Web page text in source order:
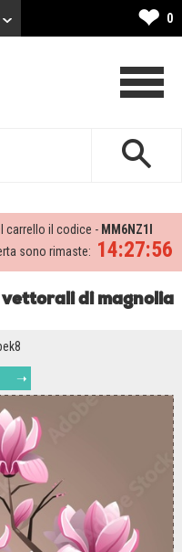
❤ 0
carrello il codice - MM6NZ1I
14:27:55
sono rimaste:
di magnolia